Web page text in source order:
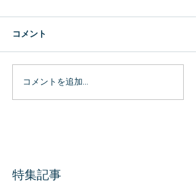
コメント
コメントを追加…
特集記事